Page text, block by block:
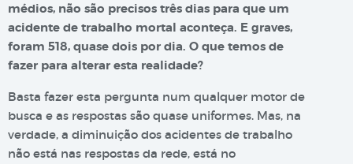
médios, não são precisos três dias para que um
acidente de trabalho mortal aconteça. E graves,
foram 518, quase dois por dia. O que temos de
fazer para alterar esta realidade?
Basta fazer esta pergunta num qualquer motor de
busca e as respostas são quase uniformes. Mas, na
verdade, a diminuição dos acidentes de trabalho
não está nas respostas da rede, está no